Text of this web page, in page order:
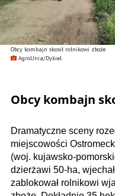
Obcy kombajn skosił rolnikowi zboże
AgroUnia/Dykiel
Obcy kombajn
Dramatyczne sceny
miejscowości
(woj. kujawsko-
dzierżawi 50-ha,
zablokował rolnikowi